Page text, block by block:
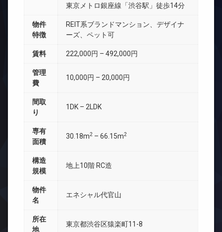
東京メトロ銀座線「渋谷駅」徒歩14分
物件
特徴
REIT系ブランドマンション、デザイナ
ーズ、ペット可
賃料 222,000円 – 492,000円
管理
費
10,000円 – 20,000円
間取
り
1DK – 2LDK
専有
面積
30.18m2 – 66.15m2
構造
規模
地上10階 RC造
物件
名
エネシャル代官山
所在
地
東京都渋谷区猿楽町11-8